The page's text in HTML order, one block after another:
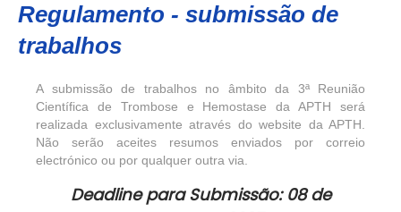
Regulamento - submissão de
trabalhos
A submissão de trabalhos no âmbito da 3ª Reunião
Científica de Trombose e Hemostase da APTH será
realizada exclusivamente através do website da APTH.
Não serão aceites resumos enviados por correio
electrónico ou por qualquer outra via.
Deadline para Submissão: 08 de